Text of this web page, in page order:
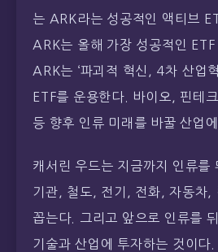
는 ARK라는 성공적인 액티브
ARK는 올해 가장 성공적인 ETF
ARK는 ‘파괴적 혁신, 4차 산업
ETF를 운용한다. 바이오, 핀테
등 향후 인류 미래를 바꿀 산업
캐서린 우드는 지금까지 인류를
기관, 철도, 전기, 전화, 자동차,
꼽는다. 그리고 앞으로 인류를
기술과 산업에 투자하는 것이다.